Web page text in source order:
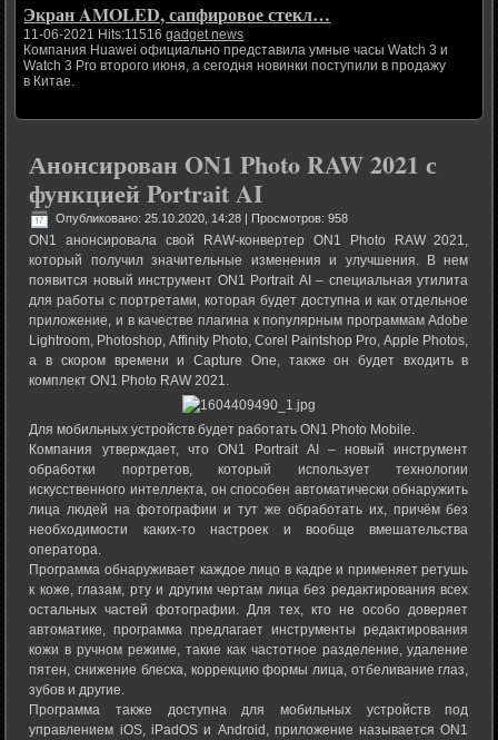
Экран AMOLED, сапфировое стекл…
11-06-2021 Hits:11516gadget news
Компания Huawei официально представила умные часы Watch 3 и
Watch 3 Pro второго июня, а сегодня новинки поступили в продажу
в Китае.
Анонсирован ON1 Photo RAW 2021 с
функцией Portrait AI
Опубликовано: 25.10.2020, 14:28 | Просмотров: 958
ON1 анонсировала свой RAW-конвертер ON1 Photo RAW 2021,
который получил значительные изменения и улучшения. В нем
появится новый инструмент ON1 Portrait AI – специальная утилита
для работы с портретами, которая будет доступна и как отдельное
приложение, и в качестве плагина к популярным программам Adobe
Lightroom, Photoshop, Affinity Photo, Corel Paintshop Pro, Apple Photos,
а в скором времени и Capture One, также он будет входить в
комплект ON1 Photo RAW 2021.
Для мобильных устройств будет работать ON1 Photo Mobile.
Компания утверждает, что ON1 Portrait AI – новый инструмент
обработки портретов, который использует технологии
искусственного интеллекта, он способен автоматически обнаружить
лица людей на фотографии и тут же обработать их, причём без
необходимости каких-то настроек и вообще вмешательства
оператора.
Программа обнаруживает каждое лицо в кадре и применяет ретушь
к коже, глазам, рту и другим чертам лица без редактирования всех
остальных частей фотографии. Для тех, кто не особо доверяет
автоматике, программа предлагает инструменты редактирования
кожи в ручном режиме, такие как частотное разделение, удаление
пятен, снижение блеска, коррекцию формы лица, отбеливание глаз,
зубов и другие.
Программа также доступна для мобильных устройств под
управлением iOS, iPadOS и Android, приложение называется ON1